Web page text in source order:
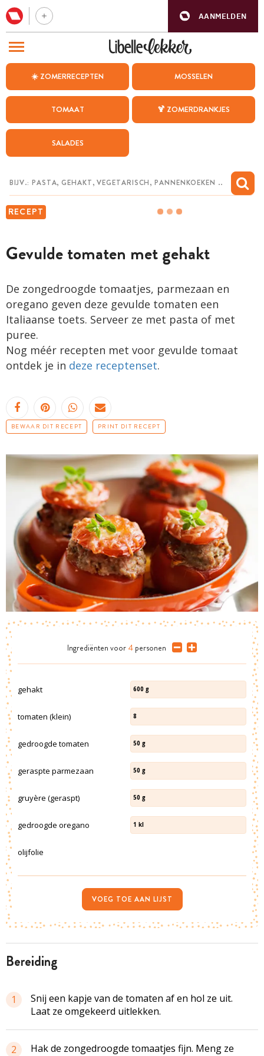
AANMELDEN
☀️ ZOMERRECEPTEN MOSSELEN
TOMAAT 🍹 ZOMERDRANKJES
SALADES
RECEPT
Gevulde tomaten met gehakt
De zongedroogde tomaatjes, parmezaan en
oregano geven deze gevulde tomaten een
Italiaanse toets. Serveer ze met pasta of met
puree.
Nog méér recepten met voor gevulde tomaat
ontdek je in deze receptenset.
BEWAAR DIT RECEPT PRINT DIT RECEPT
bereiding
1
Snij een kapje van de tomaten af en hol ze uit.
Laat ze omgekeerd uitlekken.
2 Hak de zongedroogde tomaatjes fijn. Meng ze
Ingrediënten voor 4 personen
gehakt 600 g
tomaten (klein) 8
gedroogde tomaten 50 g
geraspte parmezaan 50 g
gruyère (geraspt) 50 g
gedroogde oregano 1 kl
olijfolie
VOEG TOE AAN LIJST
BEZOEK ONZE ANDERE WEBSITES
WEEKMENU
CHAT MET MAIA
MIJN BEWAARDE RECEPTEN